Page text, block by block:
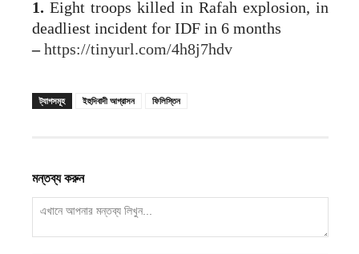
1. Eight troops killed in Rafah explosion, in
deadliest incident for IDF in 6 months
– https://tinyurl.com/4h8j7hdv
ট্যাগসমূহ ইহুদিবাদী আগ্রাসন ফিলিস্তিন
মন্তব্য করুন